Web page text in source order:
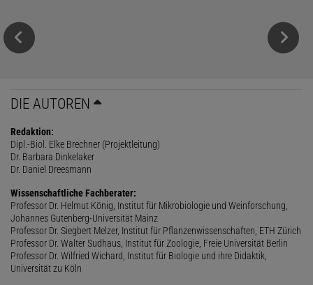
DIE AUTOREN
Redaktion:
Dipl.-Biol. Elke Brechner (Projektleitung)
Dr. Barbara Dinkelaker
Dr. Daniel Dreesmann
Wissenschaftliche Fachberater:
Professor Dr. Helmut König, Institut für Mikrobiologie und Weinforschung,
Johannes Gutenberg-Universität Mainz
Professor Dr. Siegbert Melzer, Institut für Pflanzenwissenschaften, ETH Zürich
Professor Dr. Walter Sudhaus, Institut für Zoologie, Freie Universität Berlin
Professor Dr. Wilfried Wichard, Institut für Biologie und ihre Didaktik,
Universität zu Köln